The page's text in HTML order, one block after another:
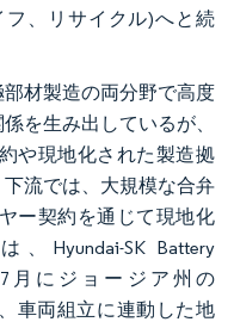
、リサイクル)へと続
材製造の両分野で高度
を生み出しているが、
や現地化された製造拠
流では、大規模な合弁
ー契約を通じて現地化
Hyundai-SK Battery
7月にジョージア州の
車両組立に連動した地